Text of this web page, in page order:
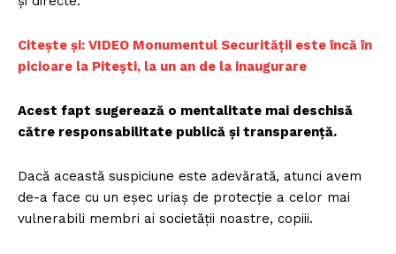
Citește și: VIDEO Monumentul Securității este încă în
picioare la Pitești, la un an de la inaugurare
Acest fapt sugerează o mentalitate mai deschisă
către responsabilitate publică și transparență.
Dacă această suspiciune este adevărată, atunci avem
de-a face cu un eșec uriaș de protecție a celor mai
vulnerabili membri ai societății noastre, copiii.